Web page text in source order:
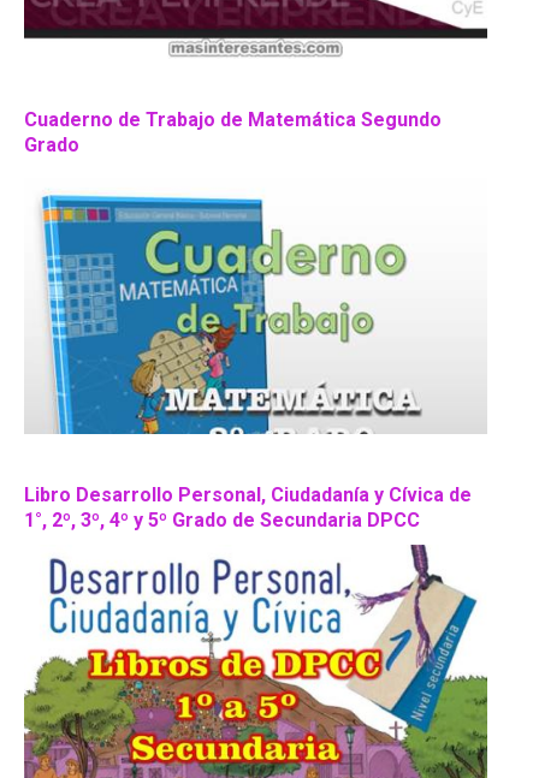
Cuaderno de Trabajo de Matemática Segundo
Grado
Libro Desarrollo Personal, Ciudadanía y Cívica de
1°, 2º, 3º, 4º y 5º Grado de Secundaria DPCC